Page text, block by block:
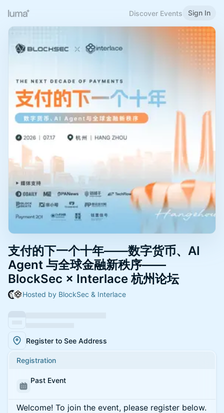
Discover Events Sign In
支付的下一个十年——数字货币、AI
Agent 与全球金融新秩序——
BlockSec × Interlace 杭州论坛
Hosted by BlockSec & Interlace
Register to See Address
Registration
Past Event
Welcome! To join the event, please register below.